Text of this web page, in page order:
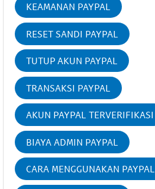
KEAMANAN PAYPAL
RESET SANDI PAYPAL
TUTUP AKUN PAYPAL
TRANSAKSI PAYPAL
AKUN PAYPAL TERVERIFIKASI
BIAYA ADMIN PAYPAL
CARA MENGGUNAKAN PAYPAL